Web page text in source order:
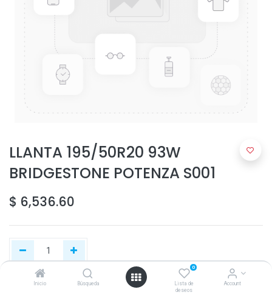
Inicio Búsqueda
0
Lista de
deseos
Account
LLANTA 195/50R20 93W
BRIDGESTONE POTENZA S001
$ 6,536.60
Agregar al carrito